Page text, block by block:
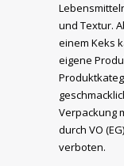
und Textur.
einem Keks
eigene
Verpackung
durch VO
verboten.